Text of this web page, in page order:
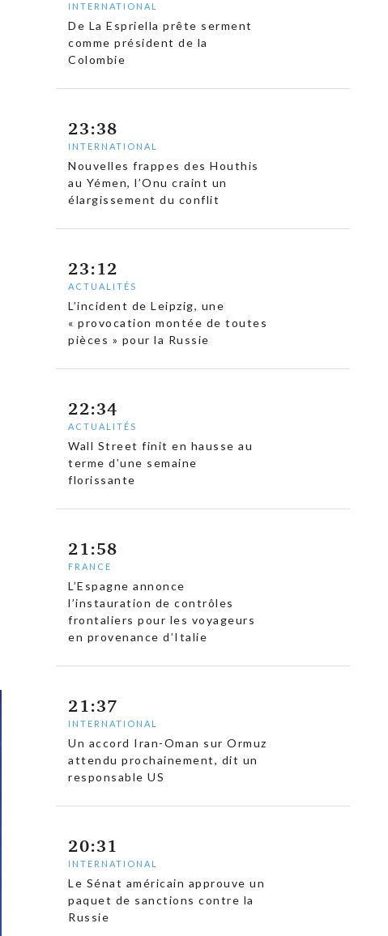
INTERNATIONAL
De La Espriella prête serment
comme président de la
Colombie
23:38
INTERNATIONAL
Nouvelles frappes des Houthis
au Yémen, l’Onu craint un
élargissement du conflit
23:12
ACTUALITÉS
L’incident de Leipzig, une
« provocation montée de toutes
pièces » pour la Russie
22:34
ACTUALITÉS
Wall Street finit en hausse au
terme d’une semaine
florissante
21:58
FRANCE
L’Espagne annonce
l’instauration de contrôles
frontaliers pour les voyageurs
en provenance d’Italie
21:37
INTERNATIONAL
Un accord Iran-Oman sur Ormuz
attendu prochainement, dit un
responsable US
20:31
INTERNATIONAL
Le Sénat américain approuve un
paquet de sanctions contre la
Russie